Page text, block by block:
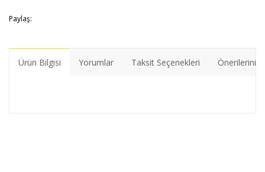
Paylaş:
Ürün Bilgisi Yorumlar Taksit Seçenekleri Önerileriniz